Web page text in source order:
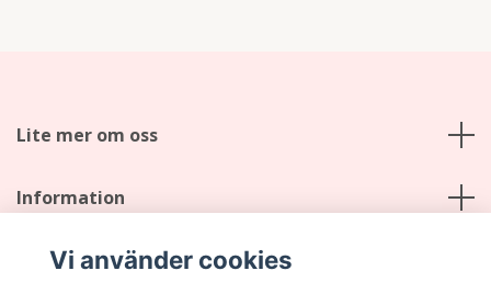
Lite mer om oss
Information
Sociala medier
Vi använder cookies